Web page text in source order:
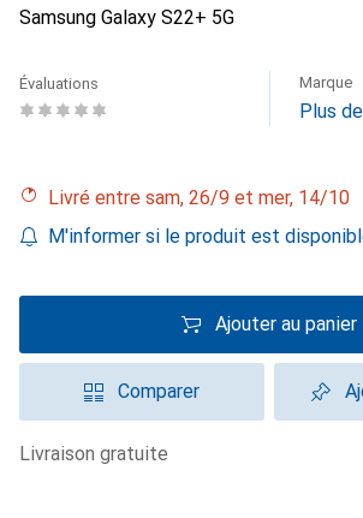
Samsung Galaxy S22+ 5G
Évaluations Marque
Plus
Livré entre sam, 26/9 et mer, 14/10
M'informer si le produit est
Ajouter au panier
Comparer
livraison gratuite